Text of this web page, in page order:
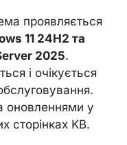
проявляється
11 24H2 та
2025.
і очікується
оновленнями у
сторінках KB.